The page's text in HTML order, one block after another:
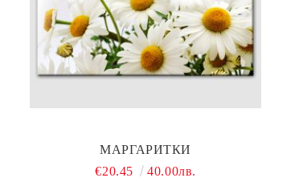
МАРГАРИТКИ
€20.45
40.00лв.